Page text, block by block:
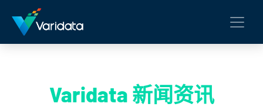
Varidata 新闻资讯